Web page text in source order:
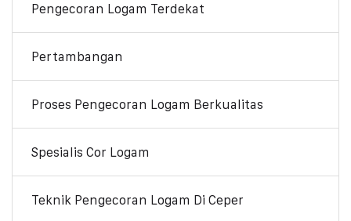
Pengecoran Logam Terdekat
Pertambangan
Proses Pengecoran Logam Berkualitas
Spesialis Cor Logam
Teknik Pengecoran Logam Di Ceper